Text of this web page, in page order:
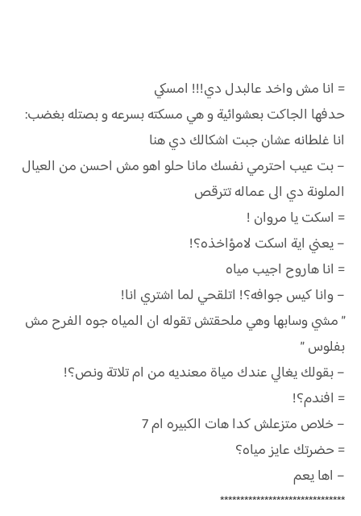
= انا مش واخد عالبدل دي!!! امسكي
حدفها الجاكت بعشوائية و هي مسكته بسرعه و بصتله بغضب:
انا غلطانه عشان جبت اشكالك دي هنا
– بت عيب احترمي نفسك مانا حلو اهو مش احسن من العيال
الملونة دي الى عماله تترقص
= اسكت يا مروان !
– يعني اية اسكت لامؤاخذه؟!
= انا هاروح اجيب مياه
– وانا كيس جوافه؟! اتلقحي لما اشتري انا!
” مشي وسابها وهي ملحقتش تقوله ان المياه جوه الفرح مش
بفلوس ”
– بقولك يغالي عندك مياة معنديه من ام تلاتة ونص؟!
= افندم؟!
– خلاص متزعلش كدا هات الكبيره ام 7
= حضرتك عايز مياه؟
– اها يعم
*******************************